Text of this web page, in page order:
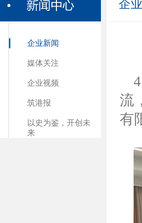
企业新闻
媒体关注
企业视频
筑港报
以史为鉴，开创未
来
企
流
有